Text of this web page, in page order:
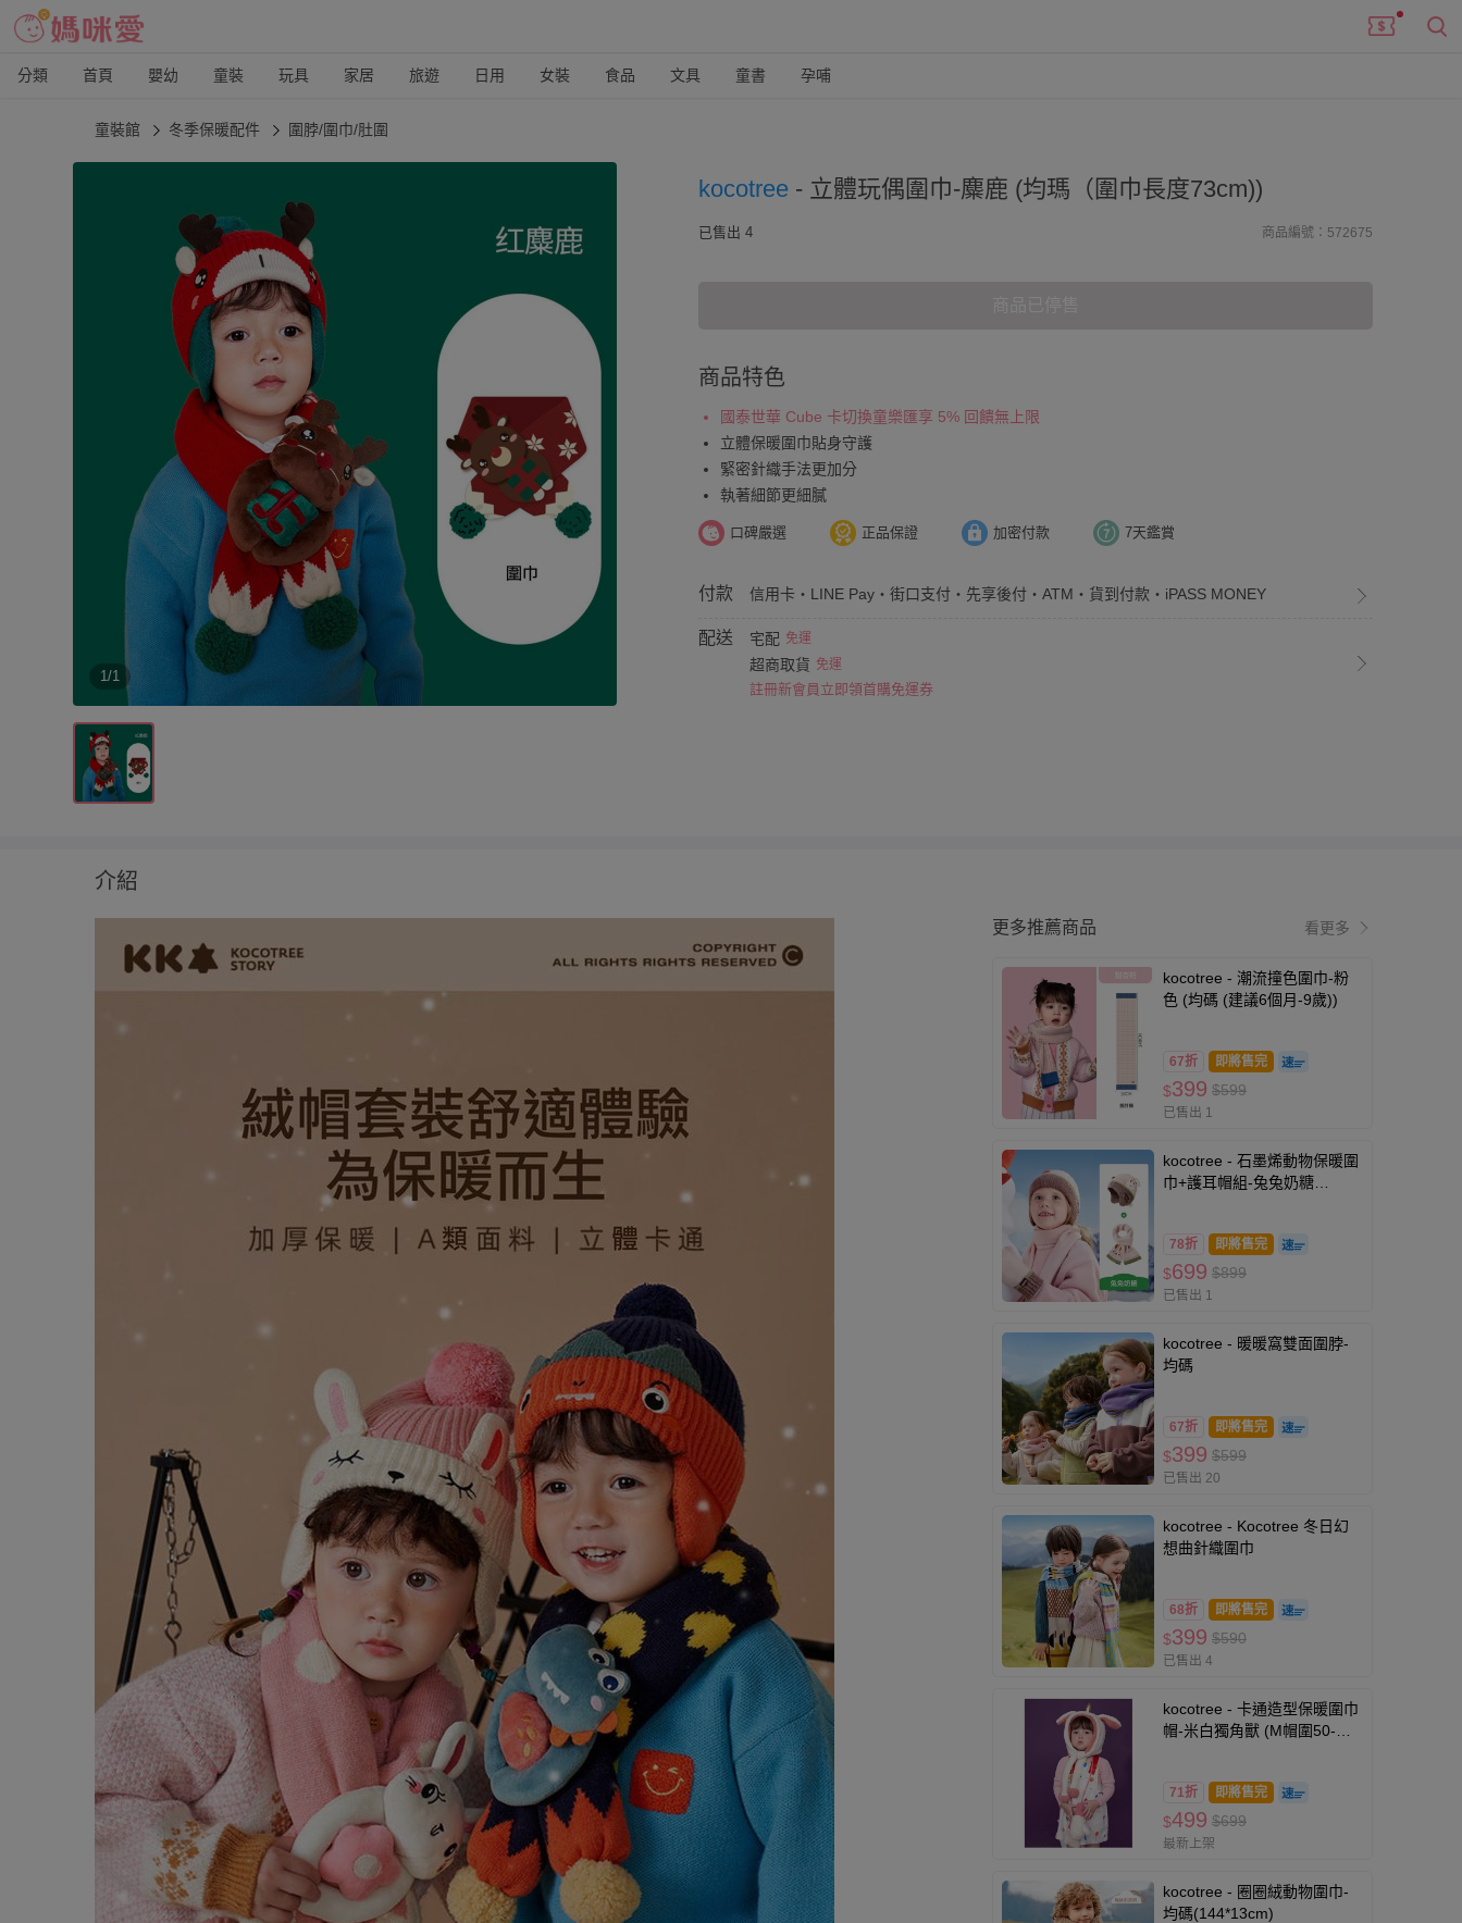
分類 首頁 嬰幼 童裝 玩具 家居 旅遊 日用 女裝 食品 文具 童書 孕哺
童裝館 冬季保暖配件 圍脖/圍巾/肚圍
1/1
kocotree - 立體玩偶圍巾-麋鹿 (均瑪（圍巾長度73cm))
已售出 4 商品編號：572675
商品特色
國泰世華 Cube 卡切換童樂匯享 5% 回饋無上限
立體保暖圍巾貼身守護
緊密針織手法更加分
執著細節更細膩
口碑嚴選 正品保證 加密付款 7天鑑賞
付款 信用卡・LINE Pay・街口支付・先享後付・ATM・貨到付款・iPASS MONEY
配送 宅配 免運
超商取貨 免運
註冊新會員立即領首購免運券
介紹
更多推薦商品 看更多
kocotree - 潮流撞色圍巾-粉
色 (均碼 (建議6個月-9歲))
67折 即將售完
$399 $599
已售出 1
kocotree - 石墨烯動物保暖圍
巾+護耳帽組-兔兔奶糖
78折 即將售完
$699 $899
已售出 1
kocotree - 暖暖窩雙面圍脖-
均碼
67折 即將售完
$399 $599
已售出 20
kocotree - Kocotree 冬日幻
想曲針織圍巾
68折 即將售完
$399 $590
已售出 4
kocotree - 卡通造型保暖圍巾
帽-米白獨角獸 (M帽圍50-
71折 即將售完
$499 $699
最新上架
kocotree - 圈圈絨動物圍巾-
均碼(144*13cm)